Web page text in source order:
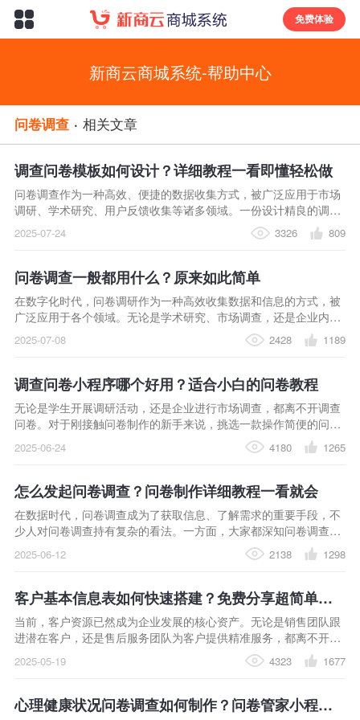
免费体验
新商云商城系统-帮助中心
问卷调查 · 相关文章
调查问卷模板如何设计？详细教程一看即懂轻松做
问卷调查作为一种高效、便捷的数据收集方式，被广泛应用于市场
调研、学术研究、用户反馈收集等诸多领域。一份设计精良的调查
问卷，能够精准地获取所需信息，为后续的分析和决策提供有力支
持；反之，若问卷设计不合理，不仅可能导致数据无效，还会浪费
2025-07-24 3326 809
问卷调查一般都用什么？原来如此简单
在数字化时代，问卷调研作为一种高效收集数据和信息的方式，被
广泛应用于各个领域。无论是学术研究、市场调查，还是企业内部
反馈收集，一份精心设计并有效分发回收的问卷，都能为决策提供
有力支持。
2025-07-08 2428 1189
调查问卷小程序哪个好用？适合小白的问卷教程
无论是学生开展调研活动，还是企业进行市场调查，都离不开调查
问卷。对于刚接触问卷制作的新手来说，挑选一款操作简便的问卷
2025-06-24 4180 1265
怎么发起问卷调查？问卷制作详细教程一看就会
在数据时代，问卷调查成为了获取信息、了解需求的重要手段，不
少人对问卷调查持有复杂的看法。一方面，大家都深知问卷调查的
巨大价值。通过它，能广泛收集不同人群的意见，为决策提供坚实
依据。
2025-06-12 2138 1298
客户基本信息表如何快速搭建？免费分享超简单问卷制作教程
当前，客户资源已然成为企业发展的核心资产。无论是销售团队跟
进潜在客户，还是售后服务团队为客户提供精准服务，都离不开一
份详细、准确的客户基本信息表。它就像企业与客户之间的 “数字
名片”，包含着客户的关键信息，为企业的精细化运营和个性化服务
2025-05-19 4323 1677
心理健康状况问卷调查如何制作？问卷管家小程序AI助手教你几步生成内容